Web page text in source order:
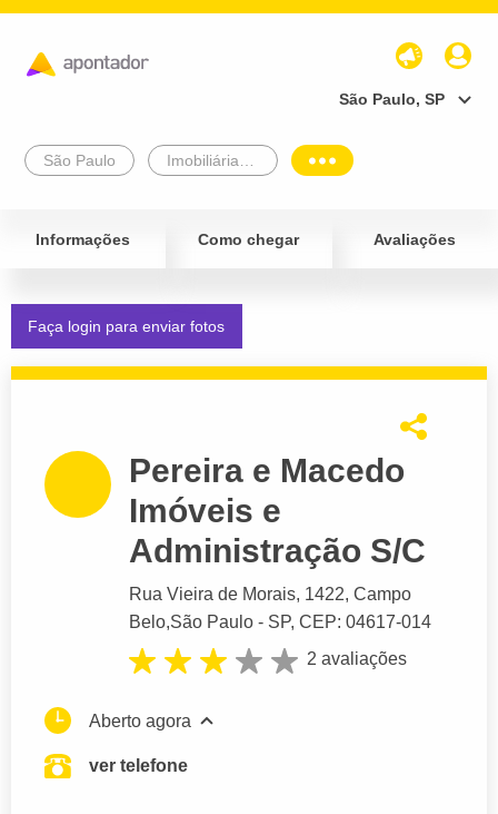
São Paulo, SP
São Paulo
Informações Como chegar Avaliações
Faça login para enviar fotos
Pereira e Macedo
Imóveis e
Administração S/C
Rua Vieira de Morais, 1422, Campo
Belo,São Paulo - SP, CEP: 04617-014
2 avaliações
Aberto agora
ver telefone